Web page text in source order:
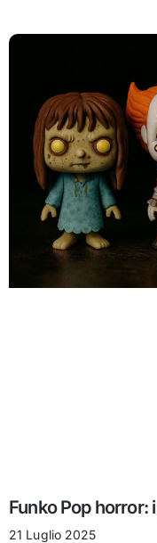
Funko Pop horror:
21 Luglio 2025